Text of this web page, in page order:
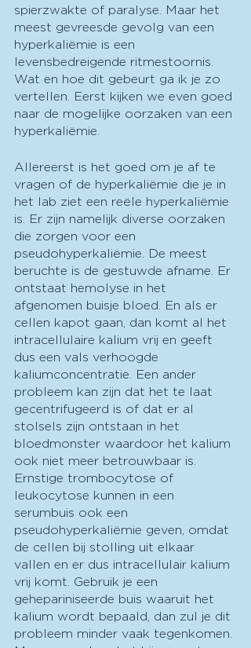
spierzwakte of paralyse. Maar het
meest gevreesde gevolg van een
hyperkaliëmie is een
levensbedreigende ritmestoornis.
Wat en hoe dit gebeurt ga ik je zo
vertellen. Eerst kijken we even goed
naar de mogelijke oorzaken van een
hyperkaliëmie.
Allereerst is het goed om je af te
vragen of de hyperkaliëmie die je in
het lab ziet een reële hyperkaliëmie
is. Er zijn namelijk diverse oorzaken
die zorgen voor een
pseudohyperkaliëmie. De meest
beruchte is de gestuwde afname. Er
ontstaat hemolyse in het
afgenomen buisje bloed. En als er
cellen kapot gaan, dan komt al het
intracellulaire kalium vrij en geeft
dus een vals verhoogde
kaliumconcentratie. Een ander
probleem kan zijn dat het te laat
gecentrifugeerd is of dat er al
stolsels zijn ontstaan in het
bloedmonster waardoor het kalium
ook niet meer betrouwbaar is.
Ernstige trombocytose of
leukocytose kunnen in een
serumbuis ook een
pseudohyperkaliëmie geven, omdat
de cellen bij stolling uit elkaar
vallen en er dus intracellulair kalium
vrij komt. Gebruik je een
gehepariniseerde buis waaruit het
kalium wordt bepaald, dan zul je dit
probleem minder vaak tegenkomen.